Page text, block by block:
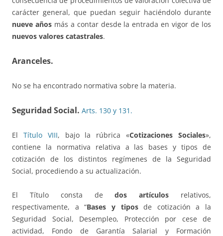
carácter general, que puedan seguir haciéndolo durante
nueve añosmás a contar desde la entrada en vigor de los
nuevos valores catastrales.
Aranceles.
No se ha encontrado normativa sobre la materia.
Seguridad Social. Arts. 130 y 131.
El Título VIII, bajo la rúbrica «Cotizaciones Sociales»,
contiene la normativa relativa a las bases y tipos de
cotización de los distintos regímenes de la Seguridad
Social, procediendo a su actualización.
El Título consta dedos artículos relativos,
respectivamente, a “Bases y tiposde cotización a la
Seguridad Social, Desempleo, Protección por cese de
actividad, Fondo de Garantía Salarial y Formación